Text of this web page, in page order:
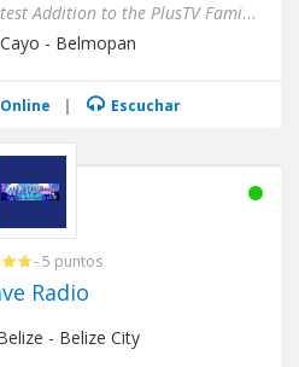
Plus Radio Belize is The Latest Addition to the PlusTV Family out of Belize. Plus Radio Latest Endeavor is the Launch...
- Belmopan
| Escuchar
- 5 puntos
Radio
- Belize City